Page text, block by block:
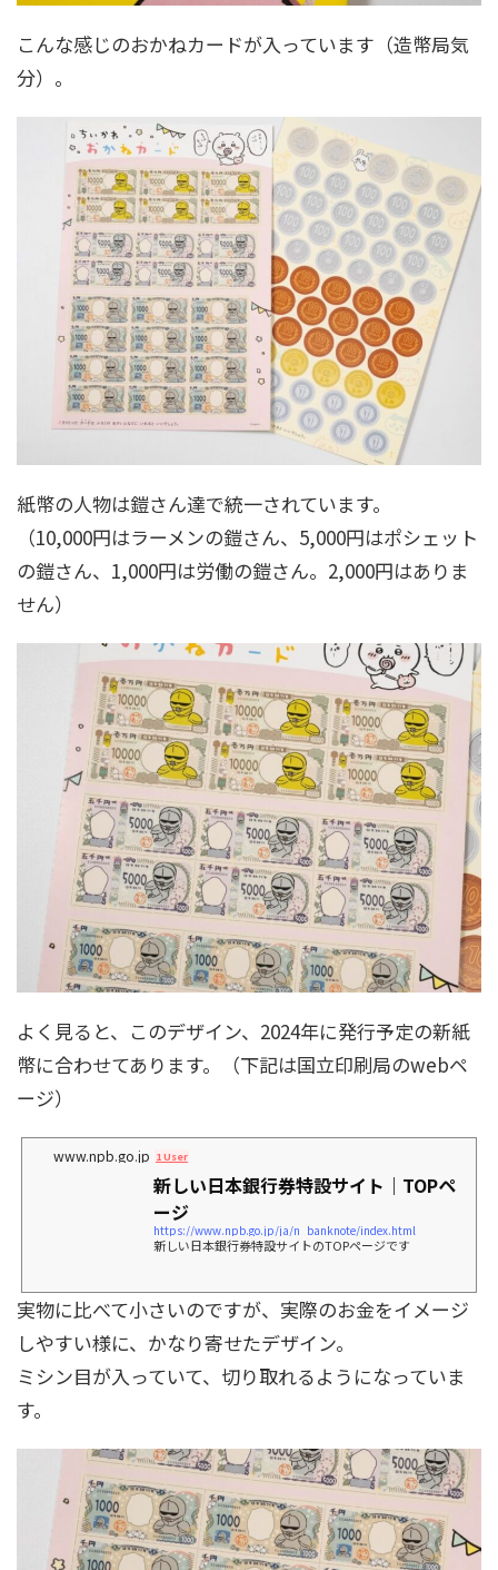
こんな感じのおかねカードが入っています（造幣局気
分）。
紙幣の人物は鎧さん達で統一されています。
（10,000円はラーメンの鎧さん、5,000円はポシェット
の鎧さん、1,000円は労働の鎧さん。2,000円はありま
せん）
よく見ると、このデザイン、2024年に発行予定の新紙
幣に合わせてあります。（下記は国立印刷局のwebペ
ージ）
www.npb.go.jp 1 User
新しい日本銀行券特設サイト｜TOPペ
ージ
https://www.npb.go.jp/ja/n_banknote/index.html
新しい日本銀行券特設サイトのTOPページです
実物に比べて小さいのですが、実際のお金をイメージ
しやすい様に、かなり寄せたデザイン。
ミシン目が入っていて、切り取れるようになっていま
す。